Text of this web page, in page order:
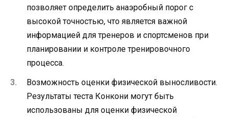
позволяет определить анаэробный порог с
высокой точностью, что является важной
информацией для тренеров и спортсменов при
планировании и контроле тренировочного
процесса.
Возможность оценки физической выносливости.
Результаты теста Конкони могут быть
использованы для оценки физической